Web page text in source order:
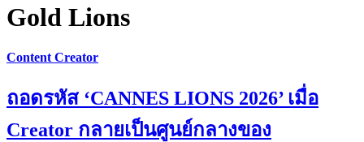
Gold Lions
Content Creator
ถอดรหัส ‘CANNES LIONS 2026’ เมื่อ
Creator กลายเป็นศูนย์กลางของ